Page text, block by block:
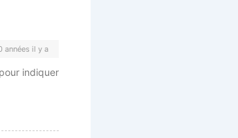
années il y a
indiquer